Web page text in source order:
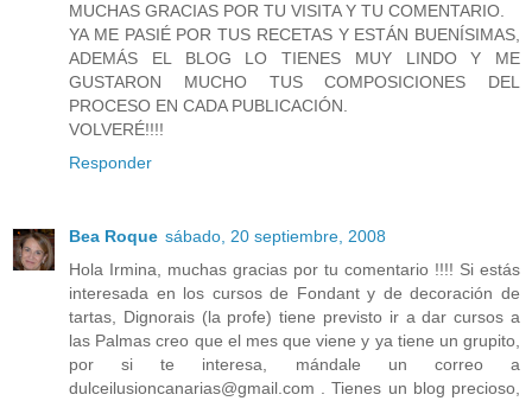
MUCHAS GRACIAS POR TU VISITA Y TU COMENTARIO.
YA ME PASIÉ POR TUS RECETAS Y ESTÁN BUENÍSIMAS,
ADEMÁS EL BLOG LO TIENES MUY LINDO Y ME
GUSTARON MUCHO TUS COMPOSICIONES DEL
PROCESO EN CADA PUBLICACIÓN.
VOLVERÉ!!!!
Responder
Bea Roque sábado, 20 septiembre, 2008
Hola Irmina, muchas gracias por tu comentario !!!! Si estás
interesada en los cursos de Fondant y de decoración de
tartas, Dignorais (la profe) tiene previsto ir a dar cursos a
las Palmas creo que el mes que viene y ya tiene un grupito,
por si te interesa, mándale un correo a
dulceilusioncanarias@gmail.com . Tienes un blog precioso,